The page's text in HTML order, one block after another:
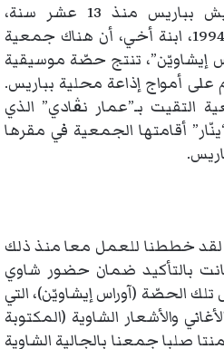
أعيش بباريس منذ 13 عشر سنة،
أخبرتني ذات صباح، سنة 1994، ابنة أخي، أن هناك جمعية
إيشاويّن”، تنتج حصّة موسيقية
أمواج إذاعة محلية بباريس.
التقيت بـ”عمار نڨادي” الذي
أقامتها الجمعية في مقرها
خططنا للعمل معا منذ ذلك
كانت بالتأكيد ضمان حضور شاوي
الحصّة (آوراس إيشاويّن)، التي
والأشعار الشاوية (المكتوبة
صلبا جمعنا بالجالية الشاوية